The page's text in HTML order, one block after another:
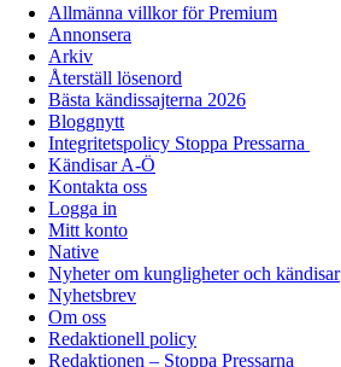
Allmänna villkor för Premium
Annonsera
Arkiv
Återställ lösenord
Bästa kändissajterna 2026
Bloggnytt
Integritetspolicy Stoppa Pressarna
Kändisar A-Ö
Kontakta oss
Logga in
Mitt konto
Native
Nyheter om kungligheter och kändisar
Nyhetsbrev
Om oss
Redaktionell policy
Redaktionen – Stoppa Pressarna